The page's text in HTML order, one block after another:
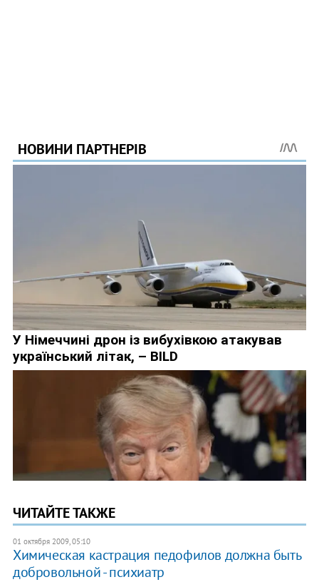
ЧИТАЙТЕ ТАКЖЕ
01 октября 2009, 05:10
Химическая кастрация педофилов должна быть
добровольной - психиатр